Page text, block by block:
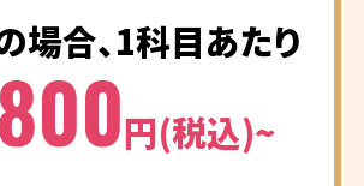
場合、1科目あたり
円(税込)~